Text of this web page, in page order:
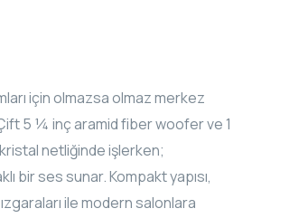
için olmazsa olmaz merkez
5 ¼ inç aramid fiber woofer ve 1
netliğinde işlerken;
bir ses sunar. Kompakt yapısı,
ile modern salonlara